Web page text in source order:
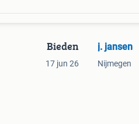
Bieden
17 jun 26
j. jansen
Nijmegen